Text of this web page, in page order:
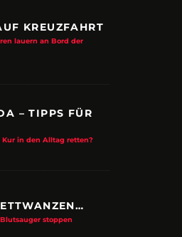
KREUZFAHRT
lauern an Bord der
– TIPPS FÜR
Kur in den Alltag retten?
stoppen